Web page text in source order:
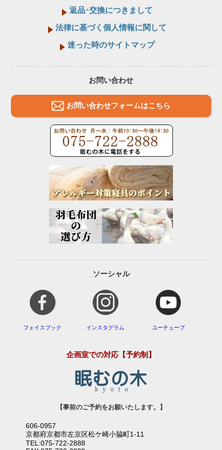
返品･交換につきまして
法律に基づく個人情報に関して
迷った時のサイトマップ
お問い合わせ
お問い合わせフォームはこちら
ソーシャル
フェイスブック インスタグラム ユーチューブ
企画室での対応【予約制】
【事前のご予約をお願いたします。】
606-0957
京都府京都市左京区松ケ崎小脇町1-11
TEL:075-722-2888